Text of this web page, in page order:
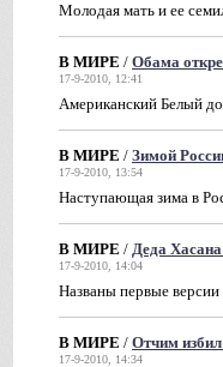
Молодая мать и ее
В МИРЕ / Обама
17-9-2010, 12:41
Американский Белый
В МИРЕ / Зимой
17-9-2010, 13:54
Наступающая зима в
В МИРЕ / Деда
17-9-2010, 14:04
Названы первые
В МИРЕ / Отчим
17-9-2010, 14:34